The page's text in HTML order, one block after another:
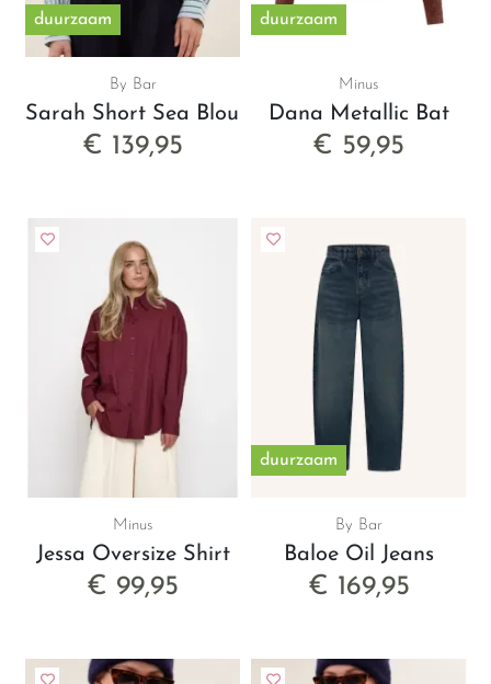
duurzaam
By Bar
Sarah Short Sea Blouse
€ 139,95
duurzaam
Minus
Dana Metallic Bat
€ 59,95
Minus
Jessa Oversize Shirt
€ 99,95
duurzaam
By Bar
Baloe Oil Jeans
€ 169,95